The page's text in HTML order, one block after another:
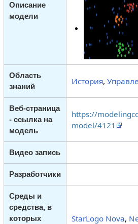
Описание
модели
Область
знаний
История,
Веб-страница
- ссылка на
модель
https://
model/4121
Видео запись
Разработчики
Среды и
средства, в
которых
StarLogo Nova,